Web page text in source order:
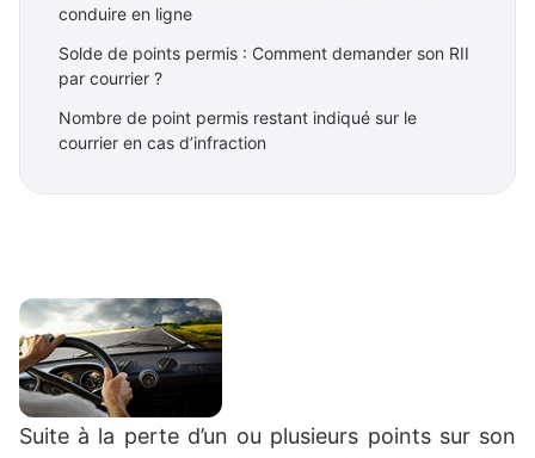
conduire en ligne
Solde de points permis : Comment demander son RII
par courrier ?
Nombre de point permis restant indiqué sur le
courrier en cas d’infraction
Suite à la perte d’un ou plusieurs points sur son